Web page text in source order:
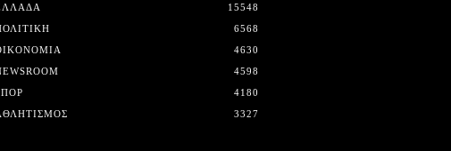
15548
6568
4630
4598
4180
3327